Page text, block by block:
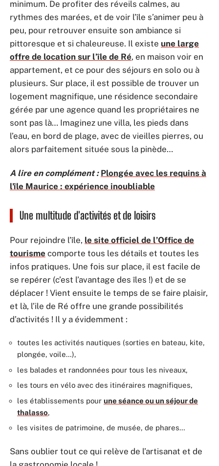
minimum. De profiter des réveils calmes, au
rythmes des marées, et de voir l’île s’animer peu à
peu, pour retrouver ensuite son ambiance si
pittoresque et si chaleureuse. Il existe une large
offre de location sur l’île de Ré, en maison voir en
appartement, et ce pour des séjours en solo ou à
plusieurs. Sur place, il est possible de trouver un
logement magnifique, une résidence secondaire
gérée par une agence quand les propriétaires ne
sont pas là… Imaginez une villa, les pieds dans
l’eau, en bord de plage, avec de vieilles pierres, ou
alors parfaitement située sous la pinède…
A lire en complément : Plongée avec les requins à
l'île Maurice : expérience inoubliable
Une multitude d'activités et de loisirs
Pour rejoindre l’île, le site officiel de l’Office de
tourisme comporte tous les détails et toutes les
infos pratiques. Une fois sur place, il est facile de
se repérer (c’est l’avantage des îles !) et de se
déplacer ! Vient ensuite le temps de se faire plaisir,
et là, l’ile de Ré offre une grande possibilités
d’activités ! Il y a évidemment :
toutes les activités nautiques (sorties en bateau, kite,
plongée, voile…),
les balades et randonnées pour tous les niveaux,
les tours en vélo avec des itinéraires magnifiques,
les établissements pour une séance ou un séjour de
thalasso,
les visites de patrimoine, de musée, de phares…
Sans oublier tout ce qui relève de l’artisanat et de